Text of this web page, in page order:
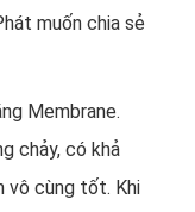
muốn chia sẻ
Membrane.
chảy, có khả
vô cùng tốt. Khi